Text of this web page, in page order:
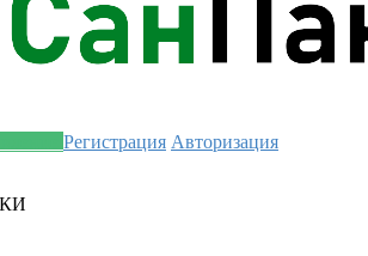
Регистрация Авторизация